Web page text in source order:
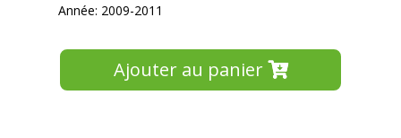
Année: 2009-2011
Ajouter au panier